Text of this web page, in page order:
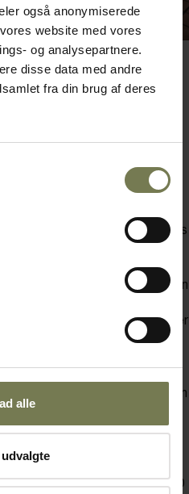
også anonymiserede
website med vores
og analysepartnere.
disse data med andre
fra din brug af deres
alle
folk på jævnlige besøg får
inter-esse for vin og den
hvilket bl.a. afspejles
Up vinglas.
er grundholdningen til maden
og på basis af bornholmske
muligt – og økologisk, hvis det er
overholder budgetterne," siger
til dagens øvelse i felten
frugt og varm aftensmad –
fredagens 'smør-selv-din-
de 240 værnepligtige og ca. 300